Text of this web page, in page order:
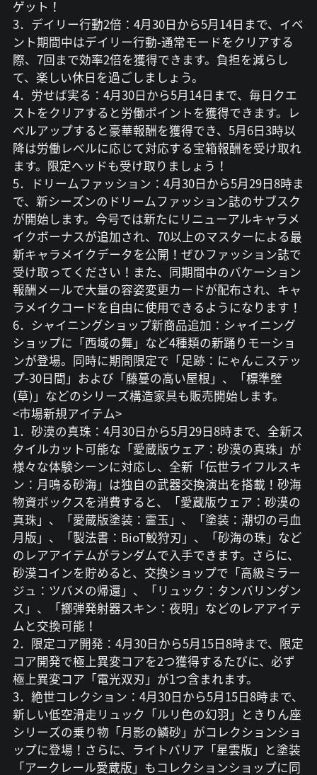
ゲット！
3．デイリー行動2倍：4月30日から5月14日まで、イベ
ント期間中はデイリー行動-通常モードをクリアする
際、7回まで効率2倍を獲得できます。負担を減らし
て、楽しい休日を過ごしましょう。
4．労せば実る：4月30日から5月14日まで、毎日クエ
ストをクリアすると労働ポイントを獲得できます。レ
ベルアップすると豪華報酬を獲得でき、5月6日3時以
降は労働レベルに応じて対応する宝箱報酬を受け取れ
ます。限定ヘッドも受け取りましょう！
5．ドリームファッション：4月30日から5月29日8時ま
で、新シーズンのドリームファッション誌のサブスク
が開始します。今号では新たにリニューアルキャラメ
イクボーナスが追加され、70以上のマスターによる最
新キャラメイクデータを公開！ぜひファッション誌で
受け取ってください！また、同期間中のバケーション
報酬メールで大量の容姿変更カードが配布され、キャ
ラメイクコードを自由に使用できるようになります！
6．シャイニングショップ新商品追加：シャイニング
ショップに「西域の舞」など4種類の新踊りモーショ
ンが登場。同時に期間限定で「足跡：にゃんこステッ
プ-30日間」および「藤蔓の高い屋根」、「標準壁
(草)」などのシリーズ構造家具も販売開始します。
<市場新規アイテム>
1．砂漠の真珠：4月30日から5月29日8時まで、全新ス
タイルカット可能な「愛蔵版ウェア：砂漠の真珠」が
様々な体験シーンに対応し、全新「伝世ライフルスキ
ン：月鳴る砂海」は独自の武器交換演出を搭載！砂海
物資ボックスを消費すると、「愛蔵版ウェア：砂漠の
真珠」、「愛蔵版塗装：霊玉」、「塗装：潮切の弓血
月版」、「製法書：BioT鮫狩刃」、「砂海の珠」など
のレアアイテムがランダムで入手できます。さらに、
砂漠コインを貯めると、交換ショップで「高級ミラー
ジュ：ツバメの帰還」、「リュック：タンバリンダン
ス」、「擲弾発射器スキン：夜明」などのレアアイテ
ムと交換可能！
2．限定コア開発：4月30日から5月15日8時まで、限定
コア開発で極上異変コアを2つ獲得するたびに、必ず
極上異変コア「電光双刃」が1つ含まれます。
3．絶世コレクション：4月30日から5月15日8時まで、
新しい低空滑走リュック「ルリ色の幻羽」ときりん座
シリーズの乗り物「月影の鱗砂」がコレクションショ
ップに登場！さらに、ライトバリア「星雲版」と塗装
「アークレール愛蔵版」もコレクションショップに同